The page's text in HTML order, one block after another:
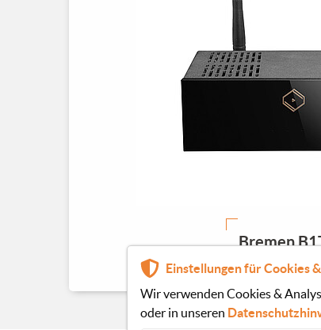
Bremen
Einstellungen für Cookies
Wir verwenden Cookies &
oder in unseren